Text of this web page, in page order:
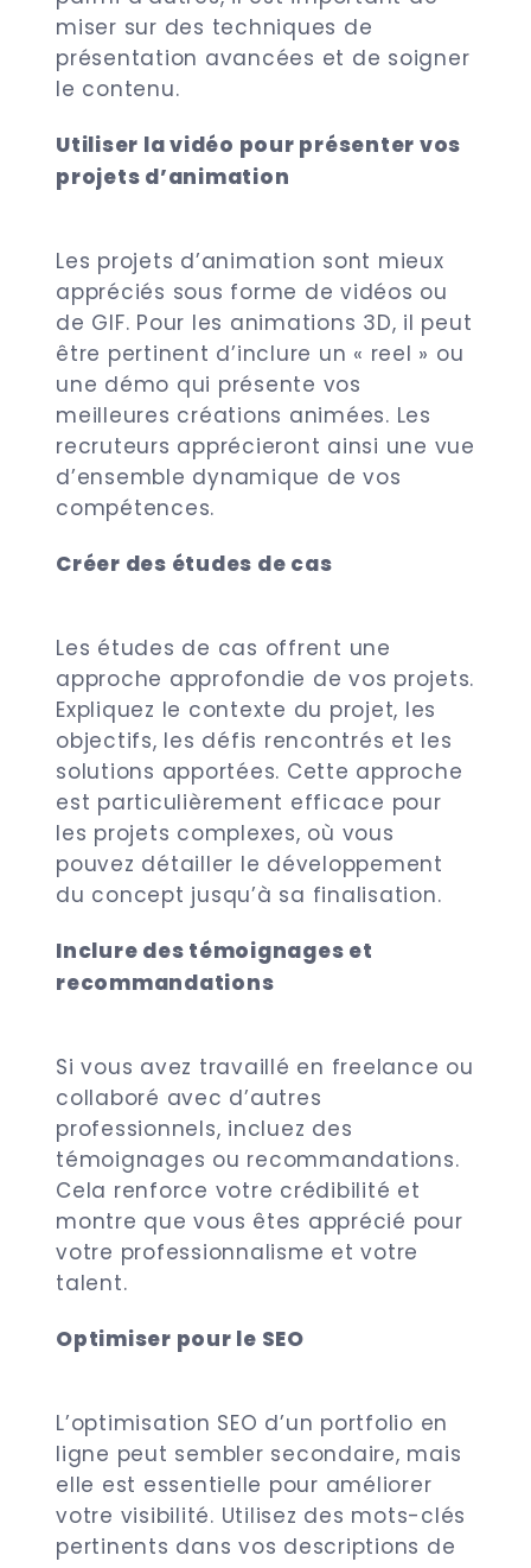
miser sur des techniques de
présentation avancées et de soigner
le contenu.
Utiliser la vidéo pour présenter vos
projets d’animation
Les projets d’animation sont mieux
appréciés sous forme de vidéos ou
de GIF. Pour les animations 3D, il peut
être pertinent d’inclure un « reel » ou
une démo qui présente vos
meilleures créations animées. Les
recruteurs apprécieront ainsi une vue
d’ensemble dynamique de vos
compétences.
Créer des études de cas
Les études de cas offrent une
approche approfondie de vos projets.
Expliquez le contexte du projet, les
objectifs, les défis rencontrés et les
solutions apportées. Cette approche
est particulièrement efficace pour
les projets complexes, où vous
pouvez détailler le développement
du concept jusqu’à sa finalisation.
Inclure des témoignages et
recommandations
Si vous avez travaillé en freelance ou
collaboré avec d’autres
professionnels, incluez des
témoignages ou recommandations.
Cela renforce votre crédibilité et
montre que vous êtes apprécié pour
votre professionnalisme et votre
talent.
Optimiser pour le SEO
L’optimisation SEO d’un portfolio en
ligne peut sembler secondaire, mais
elle est essentielle pour améliorer
votre visibilité. Utilisez des mots-clés
pertinents dans vos descriptions de